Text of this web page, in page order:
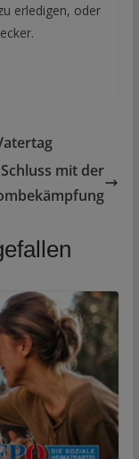
erledigen, oder
mit der